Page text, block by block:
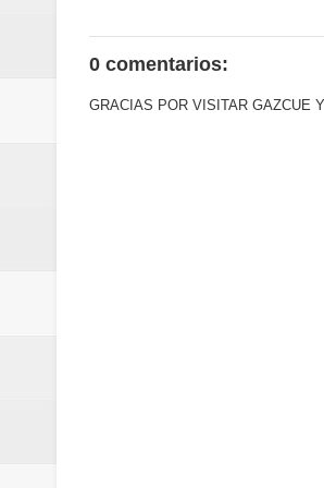
0 comentarios:
GRACIAS POR VISITAR GAZCUE